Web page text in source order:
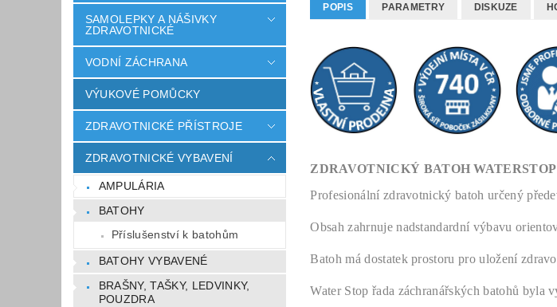
SAMOLEPKY A NÁŠIVKY
ZDRAVOTNICKÉ
VODNÍ ZÁCHRANA
VÝUKOVÉ POMŮCKY
ZDRAVOTNICKÉ PŘÍSTROJE
ZDRAVOTNICKÉ VYBAVENÍ
AMPULÁRIA
BATOHY
Příslušenství k batohům
BATOHY VYBAVENÉ
BRAŠNY, TAŠKY, LEDVINKY,
POUZDRA
POPIS PARAMETRY DISKUZE
ZDRAVOTNICKÝ BATOH
Profesionální zdravotnický batoh určený
Obsah zahrnuje nadstandardní výbavu
Batoh má dostatek prostoru pro uložení
Water Stop řada záchranářských batohů byla